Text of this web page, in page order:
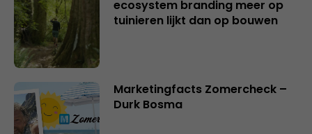
ecosystem branding meer op
tuinieren lijkt dan op bouwen
Marketingfacts Zomercheck –
Durk Bosma